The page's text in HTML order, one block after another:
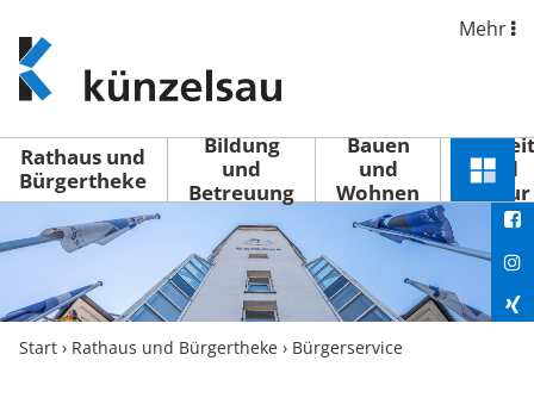
www.kuenzelsau.de
(zur
Startseite)
Mehr
Rathaus und
Bürgertheke
Bildung
und
Betreuung
Bauen
und
Wohnen
Freizeit
und
Kultur
Menü
Start › Rathaus und Bürgertheke › Bürgerservice